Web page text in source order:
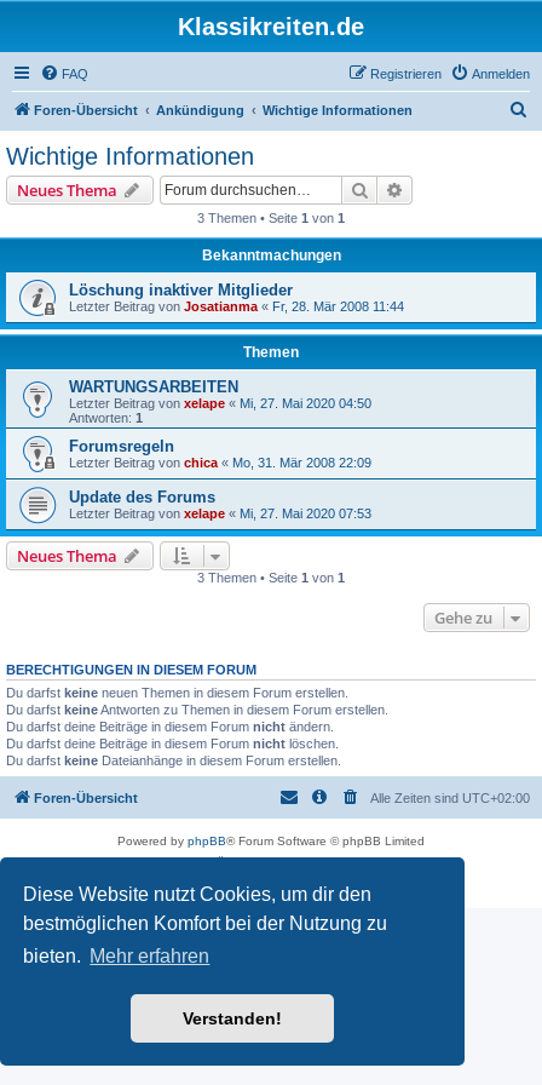
Diese Website nutzt Cookies, um dir den
bestmöglichen Komfort bei der Nutzung zu
bieten. Mehr erfahren
Verstanden!
Klassikreiten.de
FAQ Anmelden
Registrieren
Foren-Übersicht Ankündigung Wichtige Informationen
Wichtige Informationen
Neues Thema Suche
3 Themen • Seite 1 von 1
Bekanntmachungen
Löschung inaktiver Mitglieder
Letzter Beitrag von Josatianma « Fr, 28. Mär 2008 11:44
Themen
WARTUNGSARBEITEN
Letzter Beitrag von xelape « Mi, 27. Mai 2020 04:50
Antworten: 1
Forumsregeln
Letzter Beitrag von chica « Mo, 31. Mär 2008 22:09
Update des Forums
Letzter Beitrag von xelape « Mi, 27. Mai 2020 07:53
Neues Thema
3 Themen • Seite 1 von 1
Gehe zu
BERECHTIGUNGEN IN DIESEM FORUM
Du darfst keine neuen Themen in diesem Forum erstellen.
Du darfst keineAntworten zu Themen in diesem Forum erstellen.
Du darfst deine Beiträge in diesem Forum nicht ändern.
Du darfst deine Beiträge in diesem Forum nicht löschen.
Du darfst keine Dateianhänge in diesem Forum erstellen.
Foren-Übersicht Alle Zeiten sind UTC+02:00
Powered by phpBB® Forum Software © phpBB Limited
Datenschutz |Nutzungsbedingungen